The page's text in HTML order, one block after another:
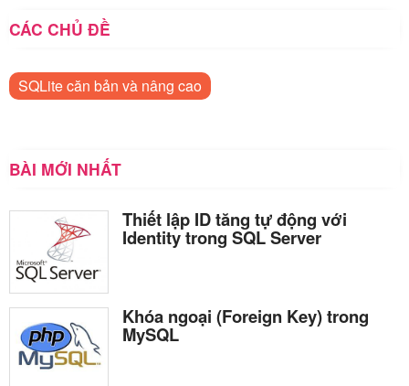
CÁC CHỦ ĐỀ
SQLite căn bản và nâng cao
BÀI MỚI NHẤT
Thiết lập ID tăng tự động với
Identity trong SQL Server
Khóa ngoại (Foreign Key) trong
MySQL